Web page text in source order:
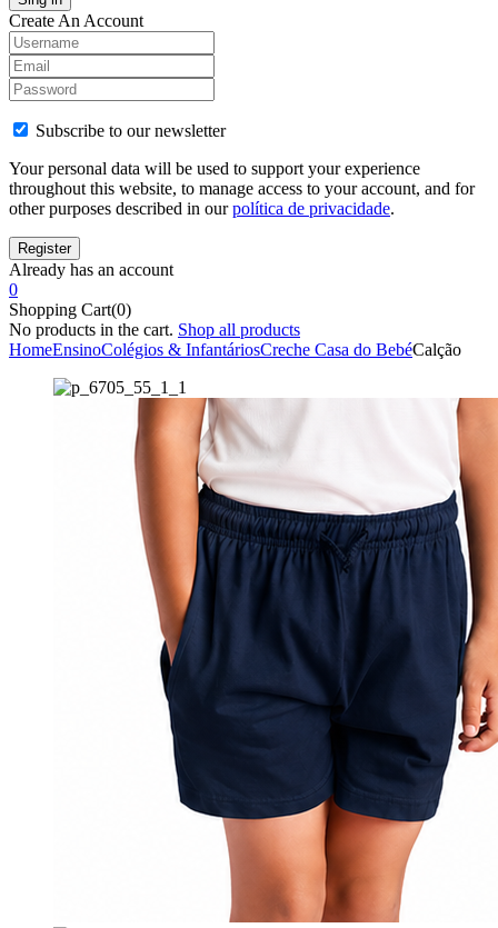
Create An Account
Subscribe to our newsletter
Your personal data will be used to support your experience
throughout this website, to manage access to your account, and for
other purposes described in ourpolítica de privacidade.
Already has an account
0
Shopping Cart(0)
No products in the cart. Shop all products
HomeEnsinoColégios & InfantáriosCreche Casa do BebéCalção